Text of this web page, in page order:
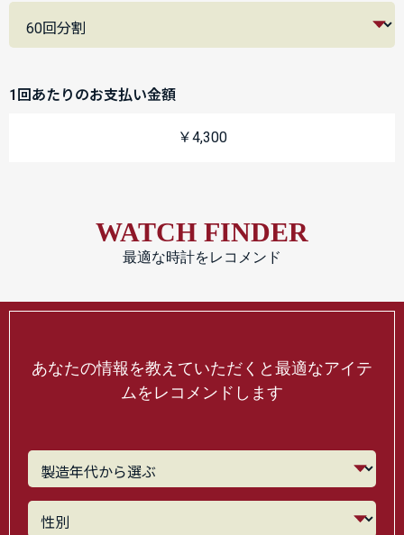
1回あたりのお支払い金額
￥4,300
WATCH FINDER
最適な時計をレコメンド
あなたの情報を教えていただくと最適なアイテ
ムをレコメンドします